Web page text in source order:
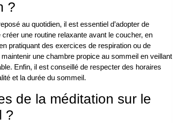
?
au quotidien, il est essentiel d’adopter de
une routine relaxante avant le coucher, en
pratiquant des exercices de respiration ou de
une chambre propice au sommeil en veillant
Enfin, il est conseillé de respecter des horaires
et la durée du sommeil.
de la méditation sur le
?